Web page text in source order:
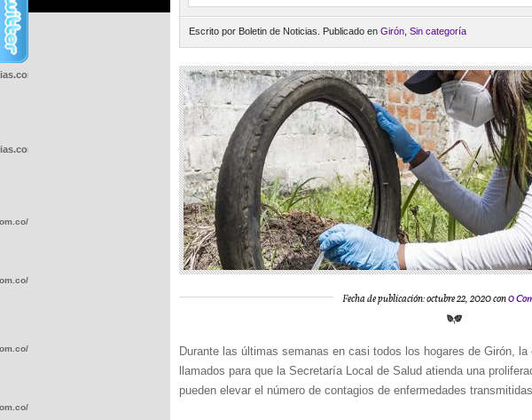
Escrito por Boletin de Noticias. Publicado en Girón Sin categoría
Fecha de publicación: octubre 22, 2020 con0
Durante las últimas semanas en casi todos los hogares de Girón,
llamados para que la Secretaría Local de Salud atienda una
pueden elevar el número de contagios de enfermedades
wp-
wp-
wp-
wp-
wp-
wp-